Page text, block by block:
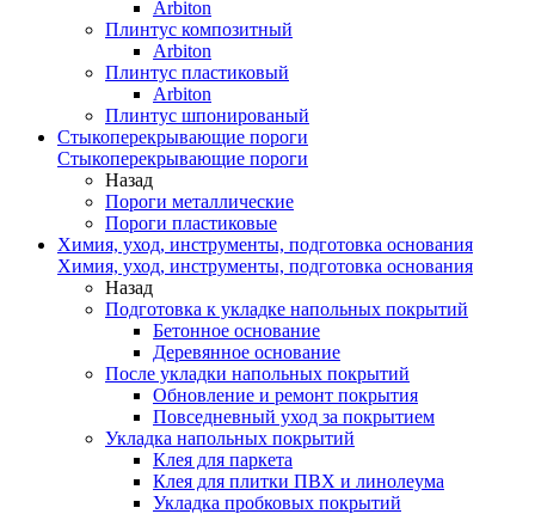
Arbiton
Плинтус композитный
Arbiton
Плинтус пластиковый
Arbiton
Плинтус шпонированый
Стыкоперекрывающие пороги
Стыкоперекрывающие пороги
Назад
Пороги металлические
Пороги пластиковые
Химия, уход, инструменты, подготовка основания
Химия, уход, инструменты, подготовка основания
Назад
Подготовка к укладке напольных покрытий
Бетонное основание
Деревянное основание
После укладки напольных покрытий
Обновление и ремонт покрытия
Повседневный уход за покрытием
Укладка напольных покрытий
Клея для паркета
Клея для плитки ПВХ и линолеума
Укладка пробковых покрытий